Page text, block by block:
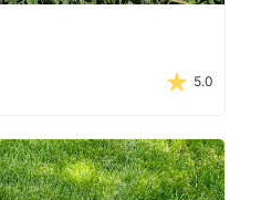
5.0